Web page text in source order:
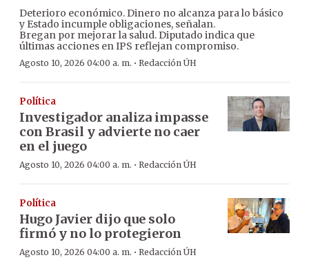
Deterioro económico. Dinero no alcanza para lo básico
y Estado incumple obligaciones, señalan.
Bregan por mejorar la salud. Diputado indica que
últimas acciones en IPS reflejan compromiso.
Agosto 10, 2026 04:00 a. m. · Redacción ÚH
Política
Investigador analiza impasse
con Brasil y advierte no caer
en el juego
Agosto 10, 2026 04:00 a. m. · Redacción ÚH
Política
Hugo Javier dijo que solo
firmó y no lo protegieron
Agosto 10, 2026 04:00 a. m. · Redacción ÚH